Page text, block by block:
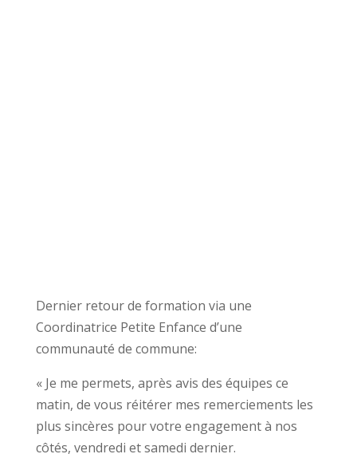
Dernier retour de formation via une
Coordinatrice Petite Enfance d’une
communauté de commune:
« Je me permets, après avis des équipes ce
matin, de vous réitérer mes remerciements les
plus sincères pour votre engagement à nos
côtés, vendredi et samedi dernier.